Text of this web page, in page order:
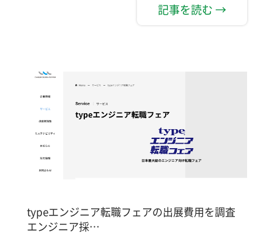
記事を読む →
typeエンジニア転職フェアの出展費用を調査
エンジニア採…